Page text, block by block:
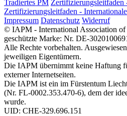
Tradiertes PM Zertifizierungsleitfaden
Zertifizierungsleitfaden -
Impressum Datenschutz Widerruf
© IAPM - International Association
geschützte Marke: Nr. DE-
Alle Rechte vorbehalten.
jeweiligen Eigentümern.
Die IAPM übernimmt keine Haftung
externer Internetseiten.
Die IAPM ist ein im Fürstentum
(Nr. FL-0002.353.470-6), dem der
wurde.
UID: CHE-329.696.151